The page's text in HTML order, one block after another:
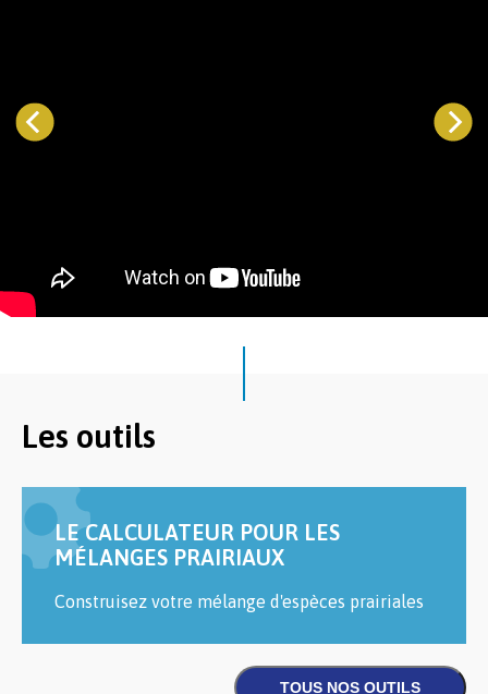
Les outils
LE CALCULATEUR POUR LES
MÉLANGES PRAIRIAUX
Construisez votre mélange d'espèces prairiales